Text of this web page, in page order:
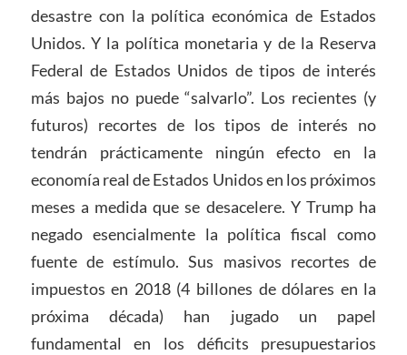
desastre con la política económica de Estados
Unidos. Y la política monetaria y de la Reserva
Federal de Estados Unidos de tipos de interés
más bajos no puede “salvarlo”. Los recientes (y
futuros) recortes de los tipos de interés no
tendrán prácticamente ningún efecto en la
economía real de Estados Unidos en los próximos
meses a medida que se desacelere. Y Trump ha
negado esencialmente la política fiscal como
fuente de estímulo. Sus masivos recortes de
impuestos en 2018 (4 billones de dólares en la
próxima década) han jugado un papel
fundamental en los déficits presupuestarios